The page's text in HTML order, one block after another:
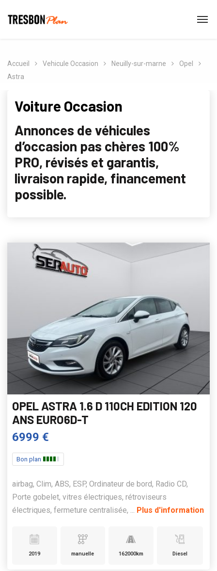
Accueil Vehicule Occasion Neuilly-sur-marne
Opel
Astra
Voiture Occasion
Annonces de véhicules
d’occasion pas chères 100%
PRO, révisés et garantis,
livraison rapide, financement
possible.
OPEL ASTRA 1.6 D 110CH EDITION 120
ANS EURO6D-T
6999 €
Bon plan
airbag, Clim, ABS, ESP, Ordinateur de bord, Radio CD,
Porte gobelet, vitres électriques, rétroviseurs
électriques, fermeture centralisée, ... Plus d'information
2019 manuelle 162000km Diesel